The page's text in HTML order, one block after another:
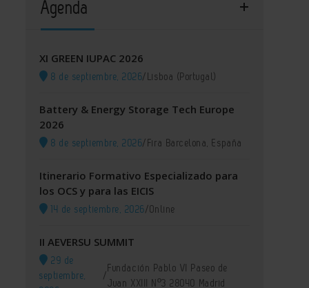
Agenda
XI GREEN IUPAC 2026
8 de septiembre, 2026/Lisboa (Portugal)
Battery & Energy Storage Tech Europe
2026
8 de septiembre, 2026/Fira Barcelona, España
Itinerario Formativo Especializado para
los OCS y para las EICIS
14 de septiembre, 2026/Online
II AEVERSU SUMMIT
29 de
septiembre,
/
Fundación Pablo VI Paseo de
Juan XXIII Nº3 28040 Madrid